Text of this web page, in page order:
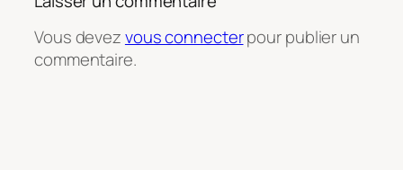
Vous devezvous connecterpour publier un
commentaire.